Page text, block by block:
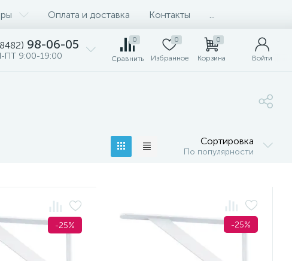
Оплата и доставка Контакты
98-06-05
ПТ 9:00-19:00
0
Сравнить
0
Избранное
0
Корзина Войти
Сортировка
По популярности
-25% -25%